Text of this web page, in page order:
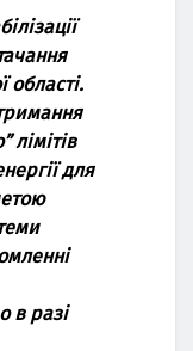
oбласті.
лімітів
для
в разі